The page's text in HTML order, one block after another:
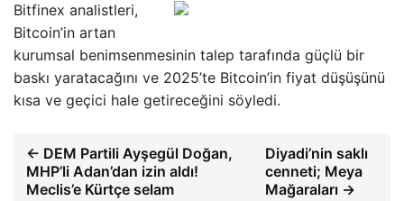
Bitfinex analistleri,
Bitcoin’in artan
kurumsal benimsenmesinin talep tarafında güçlü bir
baskı yaratacağını ve 2025’te Bitcoin’in fiyat düşüşünü
kısa ve geçici hale getireceğini söyledi.
← DEM Partili Ayşegül Doğan,
MHP’li Adan’dan izin aldı!
Meclis’e Kürtçe selam
Diyadi’nin saklı
cenneti; Meya
Mağaraları →